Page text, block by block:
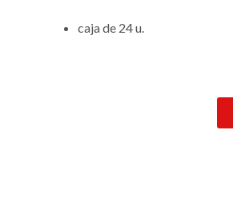
caja de 24u.